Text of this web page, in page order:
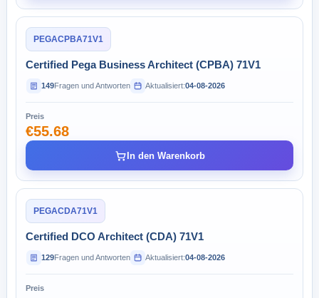
PEGACPBA71V1
Certified Pega Business Architect (CPBA) 71V1
149Fragen und Antworten Aktualisiert:04-08-2026
Preis
€55.68
In den Warenkorb
PEGACDA71V1
Certified DCO Architect (CDA) 71V1
129Fragen und Antworten Aktualisiert:04-08-2026
Preis